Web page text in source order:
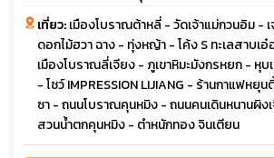
เที่ยว:เมืองโบราณต้าหลี่ - วัดเจ้าแม่กวนอิม -
ดอกไม้ฮวา ฉาง - ทุ่งหญ้า - โค้ง S ทะเลสาบเ
เมืองโบราณลี่เจียง - ภูเขาหิมะมังกรหยก - หุบ
- โชว์ IMPRESSION LIJIANG - ร้านกาแฟหยุ
ซา - ถนนโบราณคุนหมิง - ถนนคนเดินหนานผิง
สวนน้ำตกคุนหมิง - ตำหนักทอง จินเตียน